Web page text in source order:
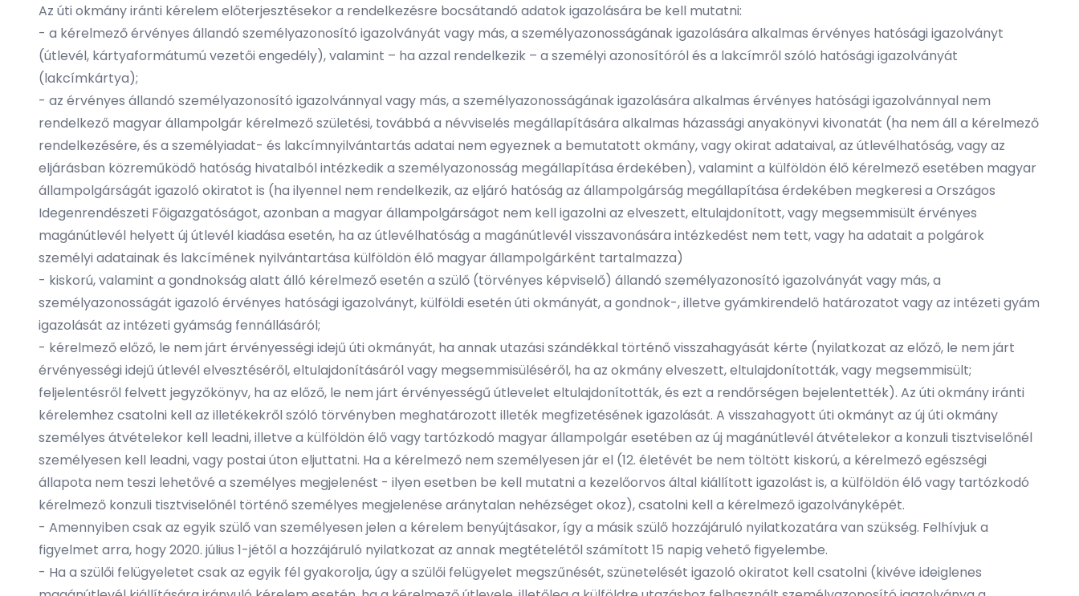
Az úti okmány iránti kérelem előterjesztésekor a rendelkezésre bocsátandó adatok igazolására be kell mutatni:
- a kérelmező érvényes állandó személyazonosító igazolványát vagy más, a személyazonosságának igazolására alkalmas érvényes hatósági igazolványt
(útlevél, kártyaformátumú vezetői engedély), valamint – ha azzal rendelkezik – a személyi azonosítóról és a lakcímről szóló hatósági igazolványát
(lakcímkártya);
- az érvényes állandó személyazonosító igazolvánnyal vagy más, a személyazonosságának igazolására alkalmas érvényes hatósági igazolvánnyal nem
rendelkező magyar állampolgár kérelmező születési, továbbá a névviselés megállapítására alkalmas házassági anyakönyvi kivonatát (ha nem áll a kérelmező
rendelkezésére, és a személyiadat- és lakcímnyilvántartás adatai nem egyeznek a bemutatott okmány, vagy okirat adataival, az útlevélhatóság, vagy az
eljárásban közreműködő hatóság hivatalból intézkedik a személyazonosság megállapítása érdekében), valamint a külföldön élő kérelmező esetében magyar
állampolgárságát igazoló okiratot is (ha ilyennel nem rendelkezik, az eljáró hatóság az állampolgárság megállapítása érdekében megkeresi a Országos
Idegenrendészeti Főigazgatóságot, azonban a magyar állampolgárságot nem kell igazolni az elveszett, eltulajdonított, vagy megsemmisült érvényes
magánútlevél helyett új útlevél kiadása esetén, ha az útlevélhatóság a magánútlevél visszavonására intézkedést nem tett, vagy ha adatait a polgárok
személyi adatainak és lakcímének nyilvántartása külföldön élő magyar állampolgárként tartalmazza)
- kiskorú, valamint a gondnokság alatt álló kérelmező esetén a szülő (törvényes képviselő) állandó személyazonosító igazolványát vagy más, a
személyazonosságát igazoló érvényes hatósági igazolványt, külföldi esetén úti okmányát, a gondnok-, illetve gyámkirendelő határozatot vagy az intézeti gyám
igazolását az intézeti gyámság fennállásáról;
- kérelmező előző, le nem járt érvényességi idejű úti okmányát, ha annak utazási szándékkal történő visszahagyását kérte (nyilatkozat az előző, le nem járt
érvényességi idejű útlevél elvesztéséről, eltulajdonításáról vagy megsemmisüléséről, ha az okmány elveszett, eltulajdonították, vagy megsemmisült;
feljelentésről felvett jegyzőkönyv, ha az előző, le nem járt érvényességű útlevelet eltulajdonították, és ezt a rendőrségen bejelentették). Az úti okmány iránti
kérelemhez csatolni kell az illetékekről szóló törvényben meghatározott illeték megfizetésének igazolását. A visszahagyott úti okmányt az új úti okmány
személyes átvételekor kell leadni, illetve a külföldön élő vagy tartózkodó magyar állampolgár esetében az új magánútlevél átvételekor a konzuli tisztviselőnél
személyesen kell leadni, vagy postai úton eljuttatni. Ha a kérelmező nem személyesen jár el (12. életévét be nem töltött kiskorú, a kérelmező egészségi
állapota nem teszi lehetővé a személyes megjelenést - ilyen esetben be kell mutatni a kezelőorvos által kiállított igazolást is, a külföldön élő vagy tartózkodó
kérelmező konzuli tisztviselőnél történő személyes megjelenése aránytalan nehézséget okoz), csatolni kell a kérelmező igazolványképét.
- Amennyiben csak az egyik szülő van személyesen jelen a kérelem benyújtásakor, így a másikszülő hozzájáruló nyilatkozatára van szükség. Felhívjuk a
figyelmet arra, hogy 2020. július 1-jétől a hozzájáruló nyilatkozat az annak megtételétől számított 15 napig vehető figyelembe.
- Ha a szülői felügyeletet csak az egyik fél gyakorolja, úgy a szülői felügyelet megszűnését, szünetelését igazoló okiratot kell csatolni (kivéve ideiglenes